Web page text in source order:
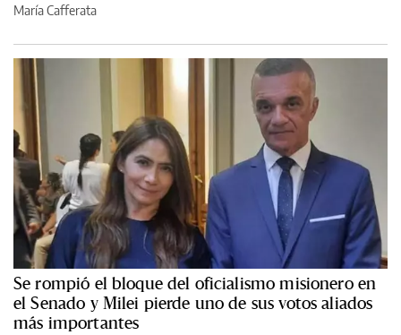
María Cafferata
Se rompió el bloque del oficialismo misionero en
el Senado y Milei pierde uno de sus votos aliados
más importantes